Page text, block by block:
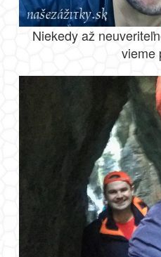
Niekedy až
vieme